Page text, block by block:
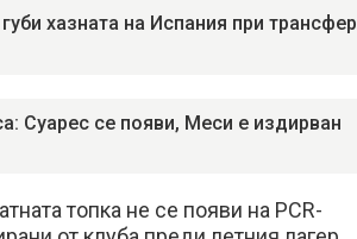
хазната на Испания при трансфер
Суарес се появи, Меси е издирван
топка не се появи на PCR-